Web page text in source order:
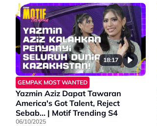
18:17
GEMPAK MOST WANTED
Yazmin Aziz Dapat Tawaran
America's Got Talent, Reject
Sebab... | Motif Trending S4
06/10/2025